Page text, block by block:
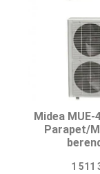
Midea MUE-
Parapet/
1 511